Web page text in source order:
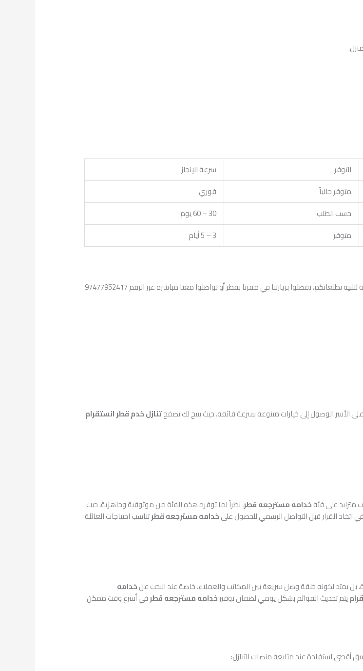
التوفر
سرعة الإنجاز
متوفر حالياً
فوري
حسب الطلب
30 – 60 يوم
متوفر 3 – 5 أيام
شركة استقدام الخليج قطر ، تضع بين أيديكم نخبة من الكوادر المدربة بعناية لتلبية تطلعاتكم، تفضلوا بزيارتنا في مقرنا بقطر أو تواصلوا معنا مباشرة عبر الرقم 97477952417
الأسر الوصول إلى خيارات متنوعة بسرعة فائقة، حيث يتيح لك تصفحتنازل خدم قطر انستقرام
متزايد على فئةخدامه مسترجعه قطر، نظراً لما توفره هذه الفئة من موثوقية وجاهزية، حيث
اتخاذ القرار قبل التواصل الرسمي للحصول علىخدامه مسترجعه قطرتناسب احتياجات العائلة
يمتد لكونه حلقة وصل سريعة بين المكاتب والعملاء، خاصة عند البحث عنخدامه
يتم تحديث القوائم بشكل يومي لضمان توفيرخدامه مسترجعه قطرفي أسرع وقت ممكن
أقصى استفادة عند متابعة منصات التنازل: